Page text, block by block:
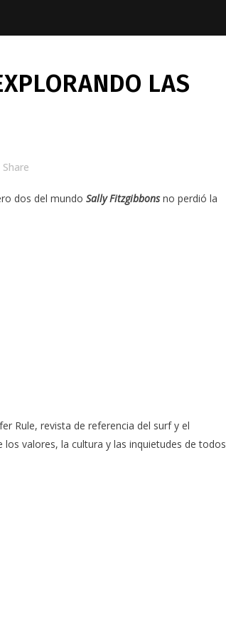
LAS
Share
dos del mundo Sally Fitzgibbonsno perdió la
Rule, revista de referencia del surf y el
valores, la cultura y las inquietudes de todos